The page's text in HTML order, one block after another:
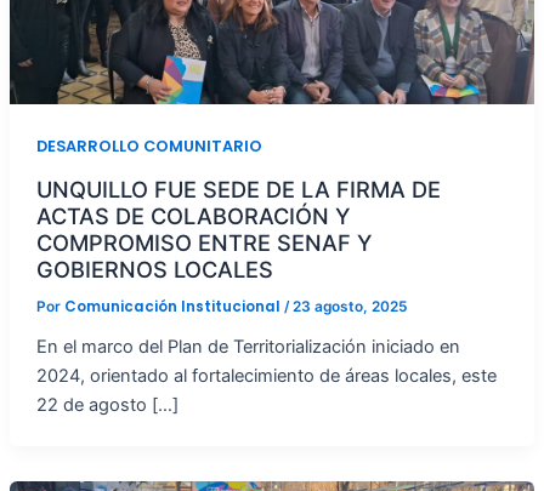
DESARROLLO COMUNITARIO
UNQUILLO FUE SEDE DE LA FIRMA DE
ACTAS DE COLABORACIÓN Y
COMPROMISO ENTRE SENAF Y
GOBIERNOS LOCALES
Por Comunicación Institucional /23 agosto, 2025
En el marco del Plan de Territorialización iniciado en
2024, orientado al fortalecimiento de áreas locales, este
22 de agosto […]